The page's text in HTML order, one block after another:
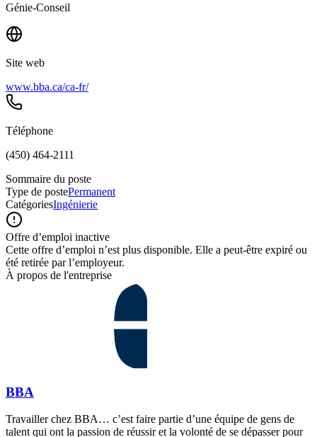
Génie-Conseil
Site web
www.bba.ca/ca-fr/
Téléphone
(450) 464-2111
Sommaire du poste
Type de postePermanent
CatégoriesIngénierie
Offre d’emploi inactive
Cette offre d’emploi n’est plus disponible. Elle a peut-être expiré ou
été retirée par l’employeur.
À propos de l'entreprise
BBA
Travailler chez BBA… c’est faire partie d’une équipe de gens de
talent qui ont la passion de réussir et la volonté de se dépasser pour